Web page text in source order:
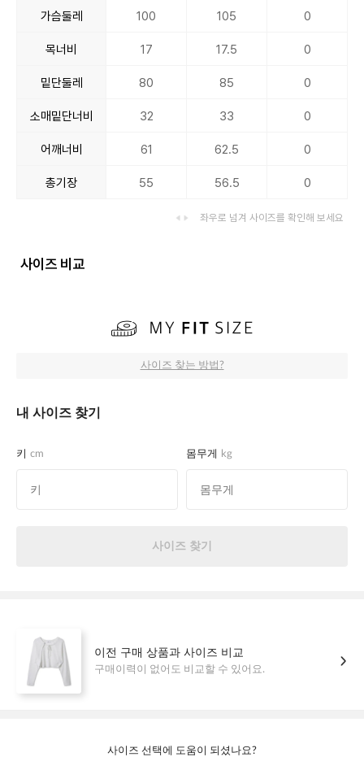
가슴둘레 100 105 0
목너비 17 17.5 0
밑단둘레 80 85 0
소매밑단너비 32 33 0
어깨너비 61 62.5 0
총기장 55 56.5 0
좌우로 넘겨 사이즈를 확인해 보세요
사이즈 비교